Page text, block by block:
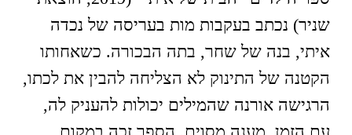
שניר) נכתב בעקבות מות בעריסה של נכדה
איתי, בנה של שחר, בתה הבכורה. כשאחותו
הקטנה של התינוק לא הצליחה להבין את לכתו,
הרגישה אורנה שהמילים יכולות להעניק לה,